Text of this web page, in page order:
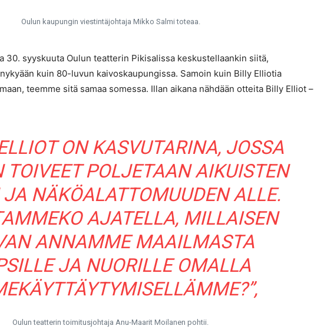
Oulun kaupungin viestintäjohtaja Mikko Salmi toteaa.
30. syyskuuta Oulun teatterin Pikisalissa keskustellaankin siitä,
kuin 80-luvun kaivoskaupungissa. Samoin kuin Billy Elliotia
teemme sitä samaa somessa. Illan aikana nähdään otteita Billy Elliot –
ON KASVUTARINA, JOSSA
TOIVEET POLJETAAN AIKUISTEN
NÄKÖALATTOMUUDEN ALLE.
AJATELLA, MILLAISEN
ANNAMME MAAILMASTA
JA NUORILLE OMALLA
Oulun teatterin toimitusjohtaja Anu-Maarit Moilanen pohtii.